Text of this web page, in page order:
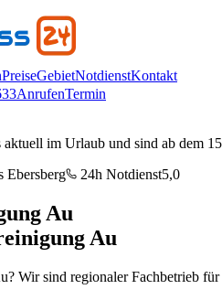
PreiseGebietNotdienstKontakt
AnrufenTermin
im Urlaub und sind ab dem
Ebersberg 24h Notdienst5,0
Au
Au
Wir sind regionaler Fachbetrieb für